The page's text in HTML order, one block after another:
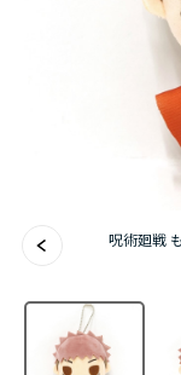
アニメ『僕の
ハイキュー!!ジ
『無職転生Ⅲ
『ふつつかな
呪術廻戦